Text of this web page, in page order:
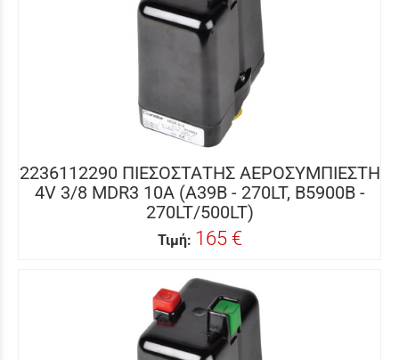
2236112290 ΠΙΕΣΟΣΤΑΤΗΣ ΑΕΡΟΣΥΜΠΙΕΣΤΗ
4V 3/8 MDR3 10A (A39B - 270LT, B5900B -
270LT/500LT)
Τιμή: 165 €